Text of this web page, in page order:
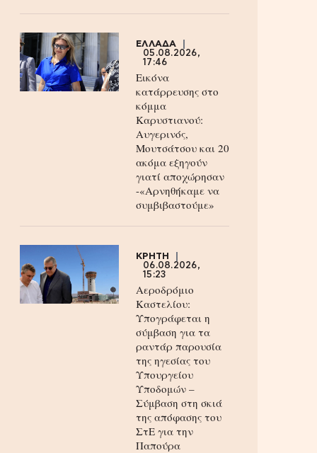
ΕΛΛΑΔΑ
05.08.2026,
17:46
Εικόνα
κατάρρευσης στο
κόμμα
Καρυστιανού:
Αυγερινός,
Μουτσάτσου και 20
ακόμα εξηγούν
γιατί αποχώρησαν
-«Αρνηθήκαμε να
συμβιβαστούμε»
ΚΡΗΤΗ
06.08.2026,
15:23
Αεροδρόμιο
Καστελίου:
Υπογράφεται η
σύμβαση για τα
ραντάρ παρουσία
της ηγεσίας του
Υπουργείου
Υποδομών –
Σύμβαση στη σκιά
της απόφασης του
ΣτΕ για την
Παπούρα